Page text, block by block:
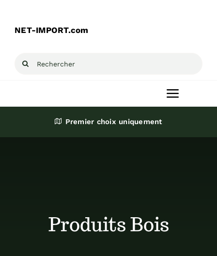
contenu
NET-IMPORT.com
Rechercher:
Toggle
Conseils de pose
Premier choix uniquement
Produits Bois